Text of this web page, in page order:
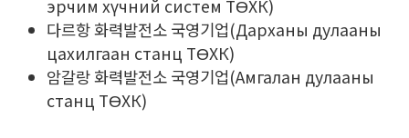
эрчим хүчний систем ТӨХК)
다르항 화력발전소 국영기업(Дарханы дулааны
цахилгаан станц ТӨХК)
암갈랑 화력발전소 국영기업(Амгалан дулааны
станц ТӨХК)